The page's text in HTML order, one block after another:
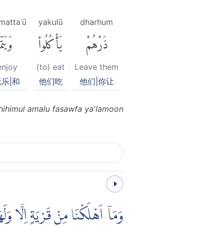
dharhum
ذَرْهُمْ
Leave them
他们|你让
yakulū
يَأْكُلُوا۟
(to) eat
他们吃
|和
amalu fasawfa ya'lamoon
وَمَآ اَهْلَكْنَا مِنْ قَرْيَةٍ